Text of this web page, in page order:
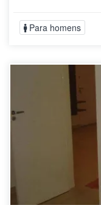
Para homens